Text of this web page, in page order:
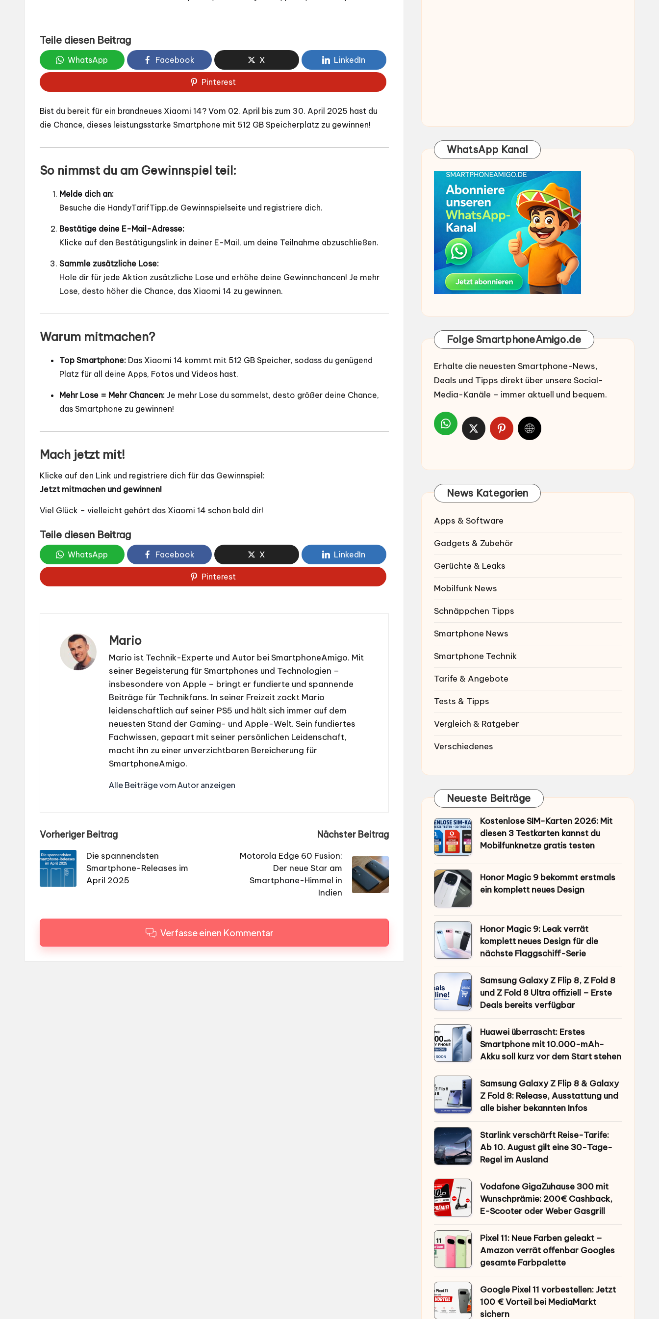
Teile diesen Beitrag
WhatsApp Facebook X LinkedIn
Pinterest
Bist du bereit für ein brandneues Xiaomi 14? Vom 02. April bis zum 30. April 2025 hast du
die Chance, dieses leistungsstarke Smartphone mit 512 GB Speicherplatz zu gewinnen!
So nimmst du am Gewinnspiel teil:
Melde dich an:
Besuche die HandyTarifTipp.de Gewinnspielseite und registriere dich.
Bestätige deine E-Mail-Adresse:
Klicke auf den Bestätigungslink in deiner E-Mail, um deine Teilnahme abzuschließen.
Sammle zusätzliche Lose:
Hole dir für jede Aktion zusätzliche Lose und erhöhe deine Gewinnchancen! Je mehr
Lose, desto höher die Chance, das Xiaomi 14 zu gewinnen.
Warum mitmachen?
Top Smartphone: Das Xiaomi 14 kommt mit 512 GB Speicher, sodass du genügend
Platz für all deine Apps, Fotos und Videos hast.
Mehr Lose = Mehr Chancen: Je mehr Lose du sammelst, desto größer deine Chance,
das Smartphone zu gewinnen!
Mach jetzt mit!
Klicke auf den Link und registriere dich für das Gewinnspiel:
Jetzt mitmachen und gewinnen!
Viel Glück – vielleicht gehört das Xiaomi 14 schon bald dir!
Teile diesen Beitrag
WhatsApp Facebook X LinkedIn
Pinterest
Mario
Mario ist Technik-Experte und Autor bei SmartphoneAmigo. Mit
seiner Begeisterung für Smartphones und Technologien –
insbesondere von Apple – bringt er fundierte und spannende
Beiträge für Technikfans. In seiner Freizeit zockt Mario
leidenschaftlich auf seiner PS5 und hält sich immer auf dem
neuesten Stand der Gaming- und Apple-Welt. Sein fundiertes
Fachwissen, gepaart mit seiner persönlichen Leidenschaft,
macht ihn zu einer unverzichtbaren Bereicherung für
SmartphoneAmigo.
Alle Beiträge vom Autor anzeigen
Post
navigation
Vorheriger Beitrag
Die spannendsten
Smartphone-Releases im
April 2025
Nächster Beitrag
Motorola Edge 60 Fusion:
Der neue Star am
Smartphone-Himmel in
Indien
Verfasse einen Kommentar
WhatsApp Kanal
Folge SmartphoneAmigo.de
Erhalte die neuesten Smartphone-News,
Deals und Tipps direkt über unsere Social-
Media-Kanäle – immer aktuell und bequem.
News Kategorien
Apps & Software
Gadgets & Zubehör
Gerüchte & Leaks
Mobilfunk News
Schnäppchen Tipps
Smartphone News
Smartphone Technik
Tarife & Angebote
Tests & Tipps
Vergleich & Ratgeber
Verschiedenes
Neueste Beiträge
Kostenlose SIM-Karten 2026: Mit
diesen 3 Testkarten kannst du
Mobilfunknetze gratis testen
Honor Magic 9 bekommt erstmals
ein komplett neues Design
Honor Magic 9: Leak verrät
komplett neues Design für die
nächste Flaggschiff-Serie
Samsung Galaxy Z Flip 8, Z Fold 8
und Z Fold 8 Ultra offiziell – Erste
Deals bereits verfügbar
Huawei überrascht: Erstes
Smartphone mit 10.000-mAh-
Akku soll kurz vor dem Start stehen
Samsung Galaxy Z Flip 8 & Galaxy
Z Fold 8: Release, Ausstattung und
alle bisher bekannten Infos
Starlink verschärft Reise-Tarife:
Ab 10. August gilt eine 30-Tage-
Regel im Ausland
Vodafone GigaZuhause 300 mit
Wunschprämie: 200€ Cashback,
E-Scooter oder Weber Gasgrill
Pixel 11: Neue Farben geleakt –
Amazon verrät offenbar Googles
gesamte Farbpalette
Google Pixel 11 vorbestellen: Jetzt
100 € Vorteil bei MediaMarkt
sichern